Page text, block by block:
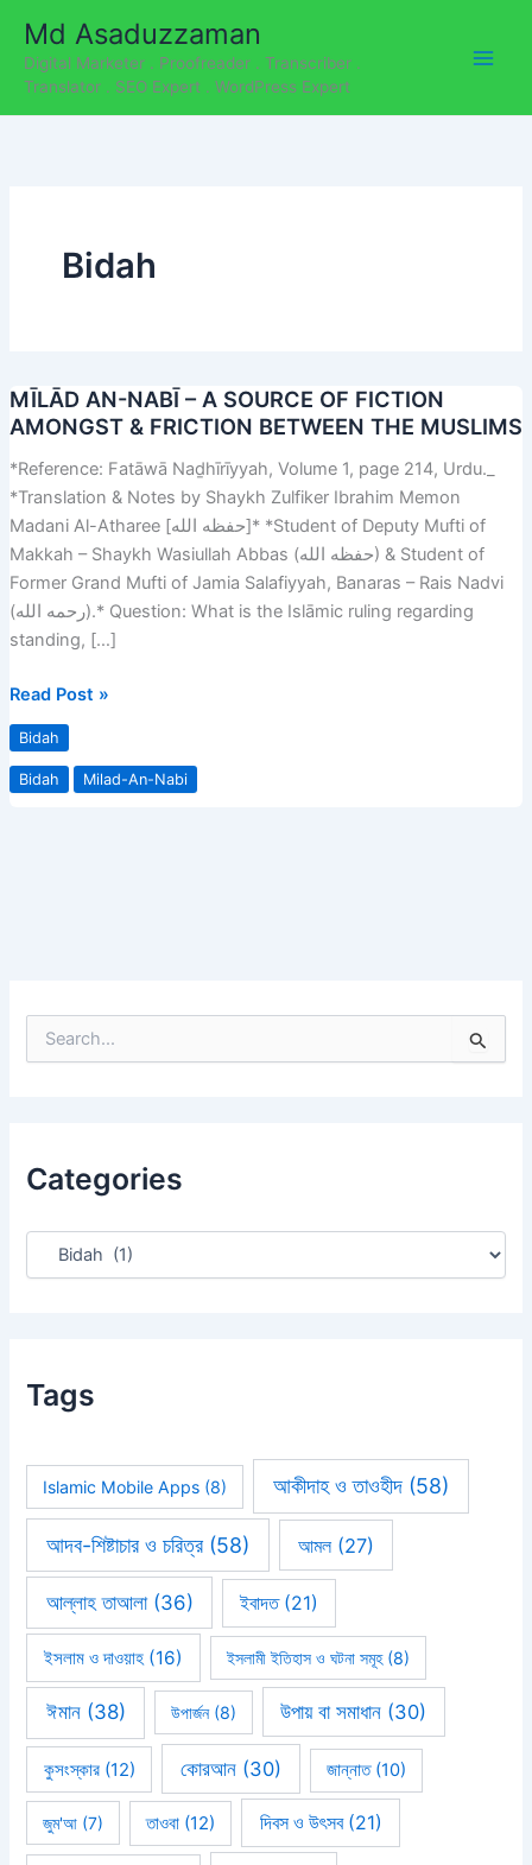
content
Md Asaduzzaman
Digital Marketer . Proofreader . Transcriber .
Translator . SEO Expert . WordPress Expert
Bidah
MĪLĀD AN-NABĪ – A SOURCE OF FICTION
AMONGST & FRICTION BETWEEN THE MUSLIMS
*Reference: Fatāwā Naḏhīrīyyah, Volume 1, page 214, Urdu._
*Translation & Notes by Shaykh Zulfiker Ibrahim Memon
Madani Al-Atharee [حفظه الله]* *Student of Deputy Mufti of
Makkah – Shaykh Wasiullah Abbas (حفظه الله) & Student of
Former Grand Mufti of Jamia Salafiyyah, Banaras – Rais Nadvi
(رحمه الله).* Question: What is the Islāmic ruling regarding
standing, […]
MĪLĀD
AN-
FICTION
AMONGST
FRICTION
THE
MUSLIMS
Read Post »
Bidah
Bidah Milad-An-Nabi
e
f
r
Categories
a
t
e
Tags
Islamic Mobile Apps (8) আকীদাহ ও তাওহীদ(58)
আদব-শিষ্টাচার ও চরিত্র(58) আমল(27)
আল্লাহ তাআলা(36) ইবাদত(21)
ইসলাম ও দাওয়াহ (16) ইসলামী ইতিহাস ও ঘটনা সমূহ(8)
ঈমান(38) উপার্জন(8) উপায় বা সমাধান (30)
কুসংস্কার(12) কোরআন (30) জান্নাত(10)
জুম'আ (7) তাওবা (12) দিবস ও উৎসব(21)